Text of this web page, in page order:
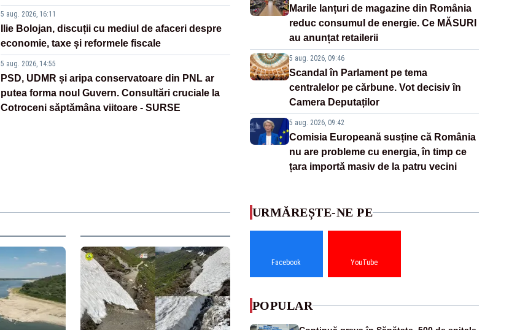
5 aug. 2026, 16:11
Ilie Bolojan, discuții cu mediul de afaceri despre
economie, taxe și reformele fiscale
5 aug. 2026, 14:55
PSD, UDMR și aripa conservatoare din PNL ar
putea forma noul Guvern. Consultări cruciale la
Cotroceni săptămâna viitoare - SURSE
Marile lanțuri de magazine din România
reduc consumul de energie. Ce MĂSURI
au anunțat retailerii
5 aug. 2026, 09:46
Scandal în Parlament pe tema
centralelor pe cărbune. Vot decisiv în
Camera Deputaților
5 aug. 2026, 09:42
Comisia Europeană susține că România
nu are probleme cu energia, în timp ce
țara importă masiv de la patru vecini
URMĂREȘTE-NE PE
Facebook YouTube
POPULAR